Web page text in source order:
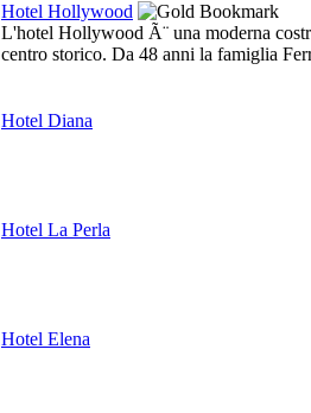
Hotel Hollywood
L'hotel Hollywood Ã¨ una moderna
centro storico. Da 48 anni la famiglia
Hotel Diana
Hotel La Perla
Hotel Elena